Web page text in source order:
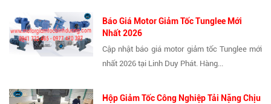
Báo Giá Motor Giảm Tốc Tunglee Mới
Nhất 2026
Cập nhật báo giá motor giảm tốc Tunglee mới
nhất 2026 tại Linh Duy Phát. Hàng...
Hộp Giảm Tốc Công Nghiệp Tải Nặng Chịu